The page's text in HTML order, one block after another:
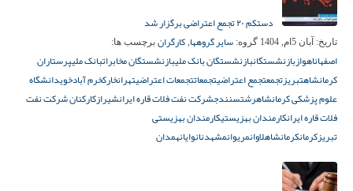
دستکم ۲۰ تجمع اعتراضی برگزار شد
تاریخ: آبان 5ام, 1404 گروه: سایر گروهها, کارگران برچسب ها:
اصفهاناهوازبازنشستگانبازنشستگان بانک ملیبازنشستگان مخابراتبانک ملیپرستاران
کرمانشاهتبریزتجمعتجمع اعتراضیتجمعاتتجمعات اعتراضیتهرانخارکخرم آبادخویدانشگاه
علوم پزشکی کرمانشاهرشتسنندجشرکت نفت فلات قاره ایرانشیرازکارکنان شرکت نفت
فلات قاره ایرانکارمندان بهزیستیکارمندان بهزیستی
تبریزکرمانکرمانشاهلاوانمریوانمشهدنانوایانهمدان